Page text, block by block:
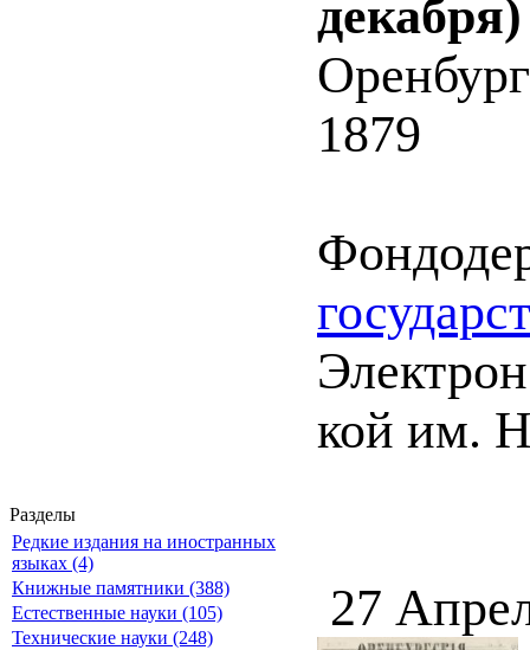
Разделы
Редкие издания на иностранных
языках (4)
Книжные памятники (388)
Естественные науки (105)
Технические науки (248)
1879
кой им.
27